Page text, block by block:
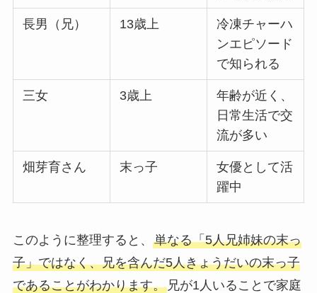
長男（兄） 13歳上
冷凍チャーハ
ンエピソード
で知られる
三女 3歳上
年齢が近く、
日常生活で交
流が多い
畑芽育さん 末っ子
女優として活
躍中
このように整理すると、 単なる「5人兄姉妹の末っ
子」ではなく、兄を含んだ5人きょうだいの末っ子
であることがわかります。兄が1人いることで家庭